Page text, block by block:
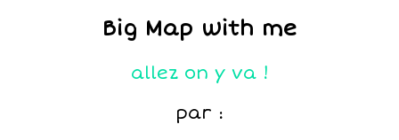
Big Map with me
allez on y va !
par :